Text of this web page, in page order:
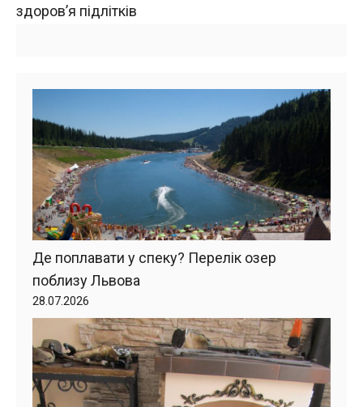
здоров’я підлітків
Де поплавати у спеку? Перелік озер
поблизу Львова
28.07.2026